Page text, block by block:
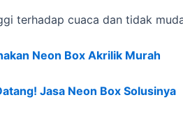
terhadap cuaca dan tidak
Neon Box Akrilik Murah
Jasa Neon Box Solusinya